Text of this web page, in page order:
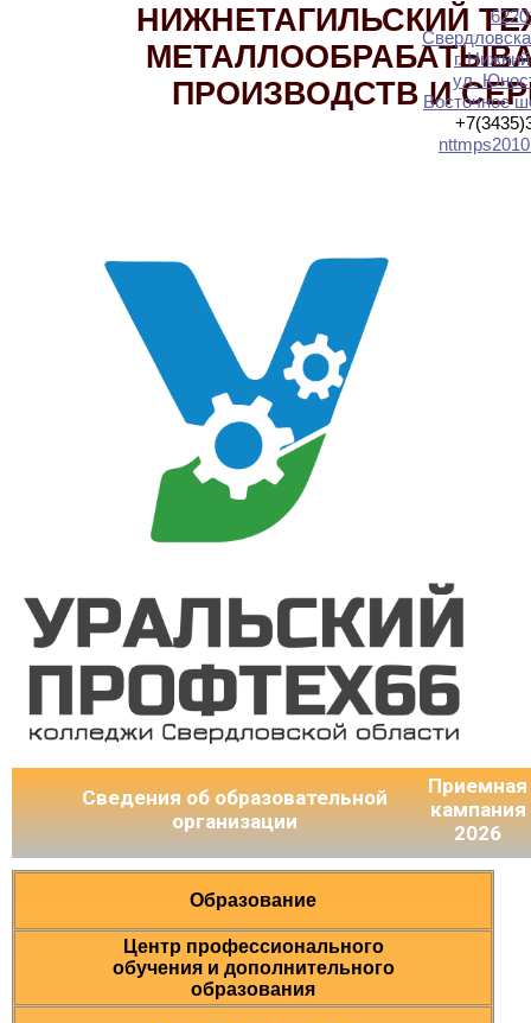
НИЖНЕТАГИЛЬСКИЙ
ПРОИЗВОДСТВ И
г.
ул.
Восточное
Сведения об образовательной
организации
Приемная
кампания
2026
Образование
Центр профессионального
обучения и дополнительного
образования